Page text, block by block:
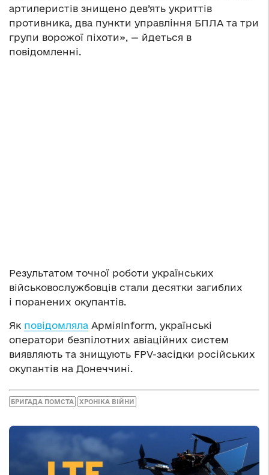
артилеристів знищено дев’ять укриттів
противника, два пункти управління БПЛА та три
групи ворожої піхоти», — йдеться в
повідомленні.
Результатом точної роботи українських
військовослужбовців стали десятки загиблих
і поранених окупантів.
Як повідомляла АрміяInform, українські
оператори безпілотних авіаційних систем
виявляють та знищують FPV-засідки російських
окупантів на Донеччині.
БРИГАДА ПОМСТА ХРОНІКА ВІЙНИ